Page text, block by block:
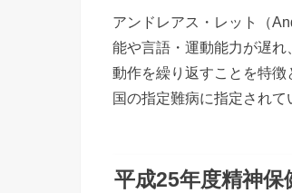
アンドレアス・レット（
能や言語・運動能力が遅れ
動作を繰り返すことを特徴
国の指定難病に指定されて
平成25年度精神保